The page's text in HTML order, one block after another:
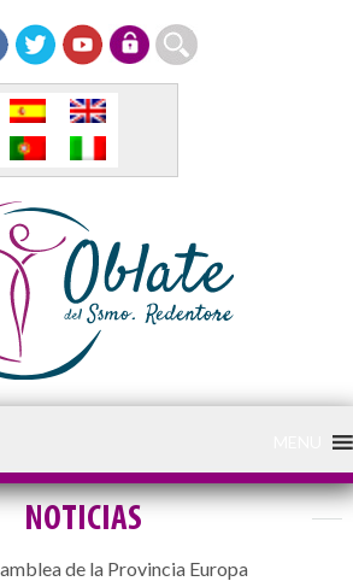
NOTICIAS
de la Provincia Europa